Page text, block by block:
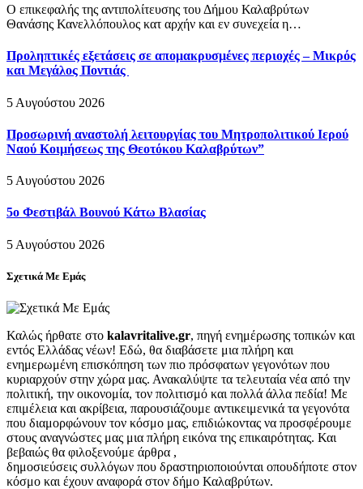
Ο επικεφαλής της αντιπολίτευσης του Δήμου Καλαβρύτων
Θανάσης Κανελλόπουλος κατ αρχήν και εν συνεχεία η…
Προληπτικές εξετάσεις σε απομακρυσμένες περιοχές – Μικρός
και Μεγάλος Ποντιάς
5 Αυγούστου 2026
Προσωρινή αναστολή λειτουργίας του Μητροπολιτικού Ιερού
Ναού Κοιμήσεως της Θεοτόκου Καλαβρύτων”
5 Αυγούστου 2026
5ο Φεστιβάλ Βουνού Κάτω Βλασίας
5 Αυγούστου 2026
Σχετικά Με Εμάς
Καλώς ήρθατε στο kalavritalive.gr, πηγή ενημέρωσης τοπικών και
εντός Ελλάδας νέων! Εδώ, θα διαβάσετε μια πλήρη και
ενημερωμένη επισκόπηση των πιο πρόσφατων γεγονότων που
κυριαρχούν στην χώρα μας. Ανακαλύψτε τα τελευταία νέα από την
πολιτική, την οικονομία, τον πολιτισμό και πολλά άλλα πεδία! Με
επιμέλεια και ακρίβεια, παρουσιάζουμε αντικειμενικά τα γεγονότα
που διαμορφώνουν τον κόσμο μας, επιδιώκοντας να προσφέρουμε
στους αναγνώστες μας μια πλήρη εικόνα της επικαιρότητας. Και
βεβαιώς θα φιλοξενούμε άρθρα ,
δημοσιεύσεις συλλόγων που δραστηριοποιούνται οπουδήποτε στον
κόσμο και έχουν αναφορά στον δήμο Καλαβρύτων.